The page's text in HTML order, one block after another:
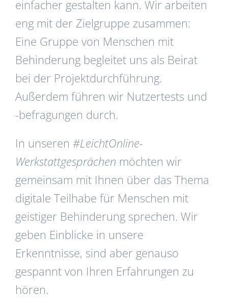
einfacher gestalten kann. Wir arbeiten
eng mit der Zielgruppe zusammen:
Eine Gruppe von Menschen mit
Behinderung begleitet uns als Beirat
bei der Projektdurchführung.
Außerdem führen wir Nutzertests und
-befragungen durch.
In unseren #LeichtOnline-
Werkstattgesprächen möchten wir
gemeinsam mit Ihnen über das Thema
digitale Teilhabe für Menschen mit
geistiger Behinderung sprechen. Wir
geben Einblicke in unsere
Erkenntnisse, sind aber genauso
gespannt von Ihren Erfahrungen zu
hören.